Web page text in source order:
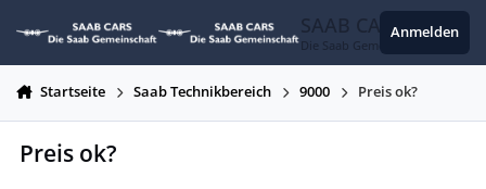
SAAB CARS
Die Saab Gemeinschaft
Anmelden
Startseite Saab Technikbereich 9000 Preis ok?
Preis ok?